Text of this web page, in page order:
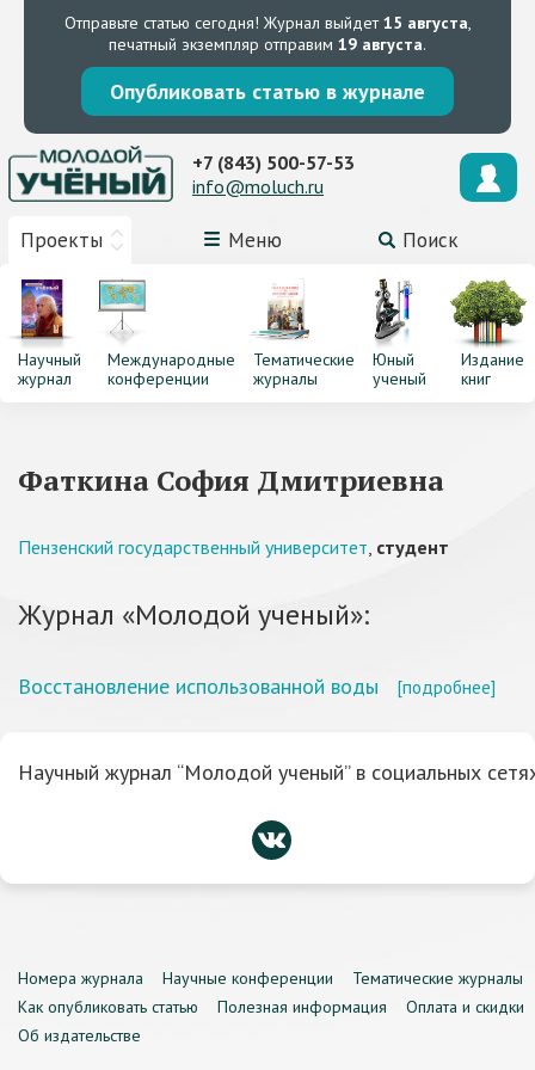
Отправьте статью сегодня! Журнал выйдет15 августа,
печатный экземпляр отправим 19 августа.
Опубликовать статью в журнале
Проекты Меню Поиск
+7 (843) 500-57-53
info@moluch.ru
Научный
журнал
Международные
конференции
Тематические
журналы
Юный
ученый
Издание
книг
Фаткина София Дмитриевна
Пензенский государственный университет, студент
Журнал «Молодой ученый»:
Восстановление использованной воды [подробнее]
Научный журнал “Молодой ученый” в социальных
Номера журнала Научные конференции
Тематические журналы
Как опубликовать статью
Полезная информация
Оплата и скидки
Об издательстве